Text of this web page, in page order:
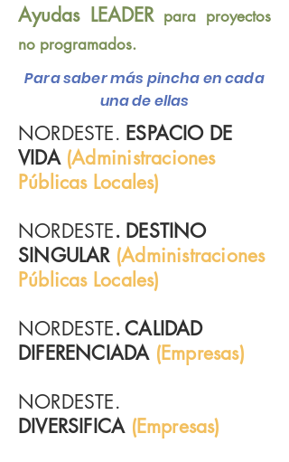
Ayudas LEADER para proyectos
no programados.
Para saber más pincha en cada
una de ellas
NORDESTE. ESPACIO DE
VIDA (Administraciones
Públicas Locales)
NORDESTE. DESTINO
SINGULAR (Administraciones
Públicas Locales)
NORDESTE. CALIDAD
DIFERENCIADA (Empresas)
NORDESTE.
DIVERSIFICA (Empresas)